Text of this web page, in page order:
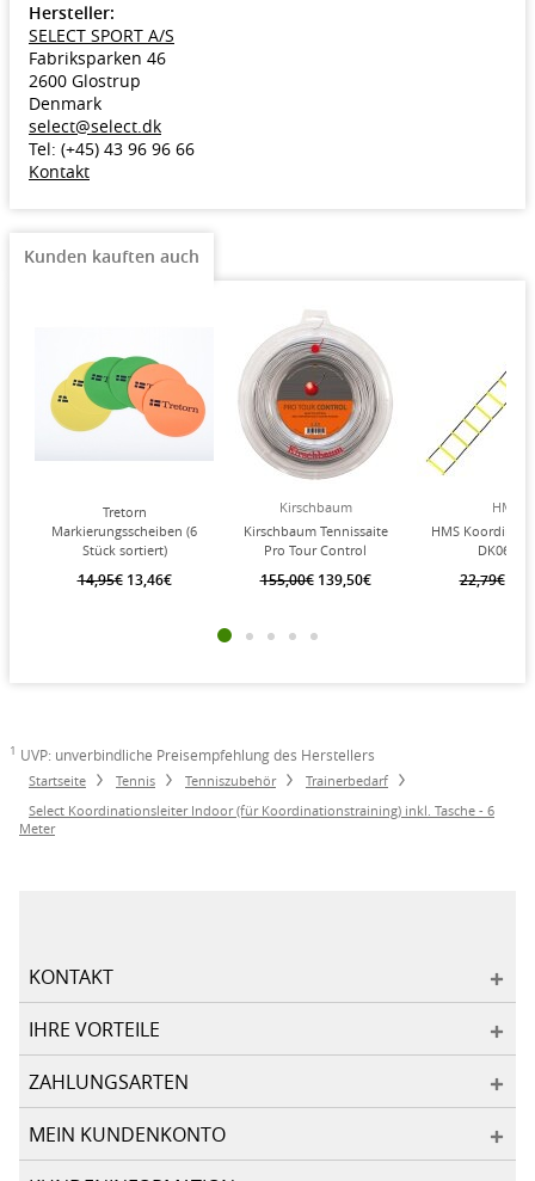
Hersteller:
SELECT SPORT A/S
Fabriksparken 46
2600 Glostrup
Denmark
select@select.dk​
Tel: (+45) 43 96 96 66
Kontakt
Kunden kauften auch
Tretorn
Markierungsscheiben (6
Stück sortiert)
14,95€ 13,46€
Kirschbaum
Kirschbaum Tennissaite
Pro Tour Control
silber 200m Rolle
155,00€ 139,50€
HMS
HMS
DK06 (für
gelb/schwarz -
22,79€
1 UVP: unverbindliche Preisempfehlung des Herstellers
Startseite Tennis Tenniszubehör
Trainerbedarf
Select Koordinationsleiter Indoor (für Koordinationstraining) inkl. Tasche - 6
Meter
KONTAKT
IHRE VORTEILE
ZAHLUNGSARTEN
MEIN KUNDENKONTO